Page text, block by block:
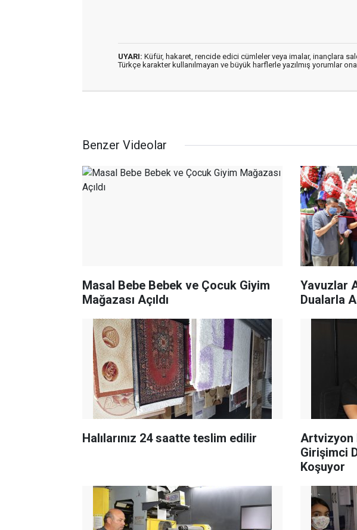
UYARI: Küfür, hakaret, rencide edici cümleler veya imalar, inançlara
Türkçe karakter kullanılmayan ve büyük harflerle yazılmış yorumlar
Benzer Videolar
Masal Bebe Bebek ve Çocuk Giyim
Mağazası Açıldı
Yavuzlar
Dualarla
Halılarınız 24 saatte teslim edilir
Artvizyon
Girişimci
Koşuyor